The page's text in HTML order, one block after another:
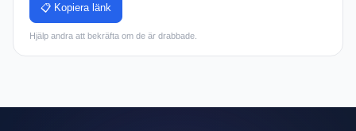
📋 Kopiera länk
Hjälp andra att bekräfta om de är drabbade.